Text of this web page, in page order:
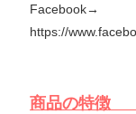
Facebook→
https://
商